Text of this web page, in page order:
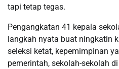
tapi tetap tegas.
Pengangkatan 41 kepala
langkah nyata buat ningkatin
seleksi ketat, kepemimpinan
pemerintah, sekolah-sekolah